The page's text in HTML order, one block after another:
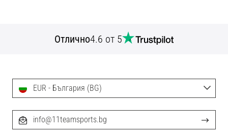
Отлично4.6 от 5
EUR - България (BG)
info@11teamsports.bg